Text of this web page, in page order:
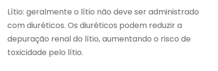
Lítio: geralmente o lítio não deve ser administrado
com diuréticos. Os diuréticos podem reduzir a
depuração renal do lítio, aumentando o risco de
toxicidade pelo lítio.